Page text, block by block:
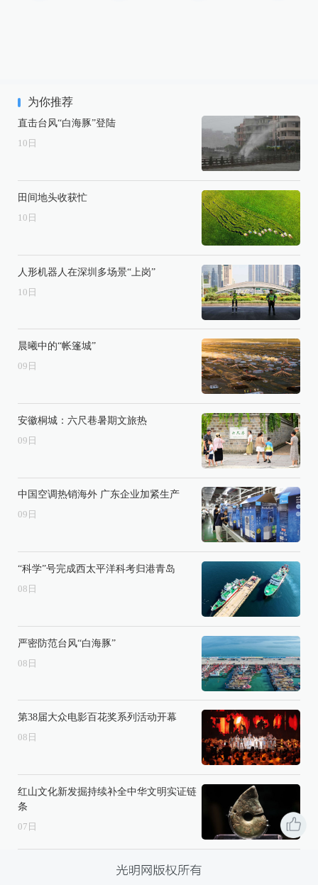
为你推荐
直击台风“白海豚”登陆
10 日
田间地头收获忙
10 日
人形机器人在深圳多场景“上岗”
10 日
晨曦中的“帐篷城”
09 日
安徽桐城：六尺巷暑期文旅热
09 日
中国空调热销海外 广东企业加紧生产
09 日
“科学”号完成西太平洋科考归港青岛
08 日
严密防范台风“白海豚”
08 日
第38届大众电影百花奖系列活动开幕
08 日
红山文化新发掘持续补全中华文明实证链
条
07 日